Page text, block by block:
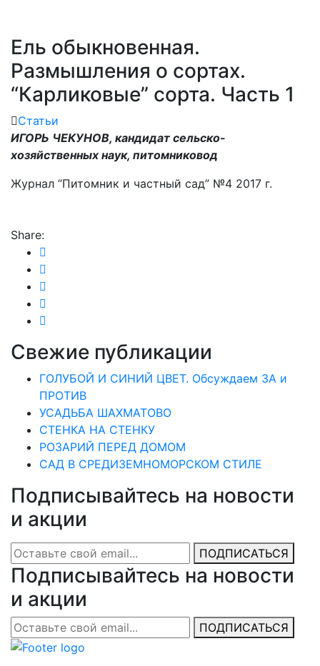
Ель обыкновенная.
Размышления о сортах.
“Карликовые” сорта. Часть 1
Статьи
ИГОРЬ ЧЕКУНОВ, кандидат сельско-
хозяйственных наук, питомниковод
Журнал “Питомник и частный сад” №4 2017 г.
Share:
Свежие публикации
ГОЛУБОЙ И СИНИЙ ЦВЕТ. Обсуждаем ЗА и
ПРОТИВ
УСАДЬБА ШАХМАТОВО
СТЕНКА НА СТЕНКУ
РОЗАРИЙ ПЕРЕД ДОМОМ
САД В СРЕДИЗЕМНОМОРСКОМ СТИЛЕ
Подписывайтесь на новости
и акции
ПОДПИСАТЬСЯ
Подписывайтесь на новости
и акции
ПОДПИСАТЬСЯ